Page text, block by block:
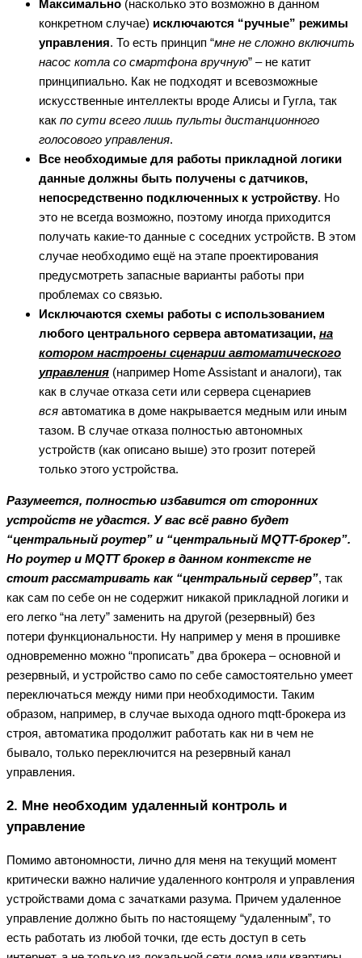
Максимально (насколько это возможно в данном
конкретном случае) исключаются “ручные” режимы
управления. То есть принцип “мне не сложно включить
насос котла со смартфона вручную” – не катит
принципиально. Как не подходят и всевозможные
искусственные интеллекты вроде Алисы и Гугла, так
как по сути всего лишь пульты дистанционного
голосового управления.
Все необходимые для работы прикладной логики
данные должны быть получены с датчиков,
непосредственно подключенных к устройству. Но
это не всегда возможно, поэтому иногда приходится
получать какие-то данные с соседних устройств. В этом
случае необходимо ещё на этапе проектирования
предусмотреть запасные варианты работы при
проблемах со связью.
Исключаются схемы работы с использованием
любого центрального сервера автоматизации, на
котором настроены сценарии автоматического
управления (например Home Assistant и аналоги), так
как в случае отказа сети или сервера сценариев
вся автоматика в доме накрывается медным или иным
тазом. В случае отказа полностью автономных
устройств (как описано выше) это грозит потерей
только этого устройства.
Разумеется, полностью избавится от сторонних
устройств не удастся. У вас всё равно будет
“центральный роутер” и “центральный MQTT-брокер”.
Но роутер и MQTT брокер в данном контексте не
стоит рассматривать как “центральный сервер”, так
как сам по себе он не содержит никакой прикладной логики и
его легко “на лету” заменить на другой (резервный) без
потери функциональности. Ну например у меня в прошивке
одновременно можно “прописать” два брокера – основной и
резервный, и устройство само по себе самостоятельно умеет
переключаться между ними при необходимости. Таким
образом, например, в случае выхода одного mqtt-брокера из
строя, автоматика продолжит работать как ни в чем не
бывало, только переключится на резервный канал
управления.
2. Мне необходим удаленный контроль и
управление
Помимо автономности, лично для меня на текущий момент
критически важно наличие удаленного контроля и управления
устройствами дома с зачатками разума. Причем удаленное
управление должно быть по настоящему “удаленным”, то
есть работать из любой точки, где есть доступ в сеть